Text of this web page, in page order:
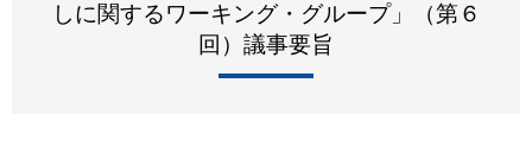
しに関するワーキング・グループ」（第６
回）議事要旨